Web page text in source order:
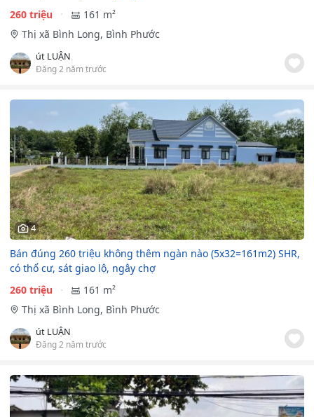
260 triệu
161 m²
Thị xã Bình Long, Bình Phước
út LUẬN
Đăng 2 năm trước
4
Bán đúng 260 triệu không thêm ngàn nào (5x32=161m2) SHR,
có thổ cư, sát giao lộ, ngây chợ
260 triệu
161 m²
Thị xã Bình Long, Bình Phước
út LUẬN
Đăng 2 năm trước